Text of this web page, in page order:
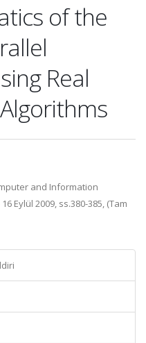
of the
Real
and Information
Eylül 2009, ss.380-385, (Tam